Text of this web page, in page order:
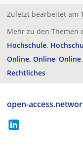
Zuletzt bearbeitet am
Mehr zu den Themen
Hochschule
Online Online Online
Rechtliches
open-